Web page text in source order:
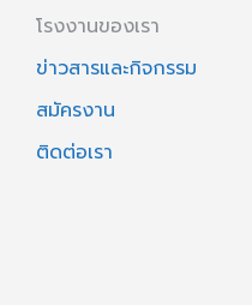
โรงงานของเรา
ข่าวสารและกิจกรรม
สมัครงาน
ติดต่อเรา